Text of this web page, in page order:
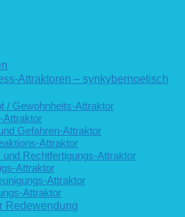
Attraktoren – synkybernoetisch
/ Gewohnheits-Attraktor
Attraktor
Gefahren-Attraktor
Attraktor
und Rechtfertigungs-Attraktor
Attraktor
Attraktor
Attraktor
Redewendung